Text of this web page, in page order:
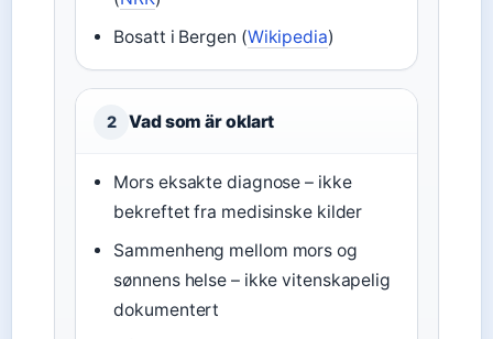
Bosatt i Bergen (Wikipedia)
2 Vad som är oklart
Mors eksakte diagnose – ikke
bekreftet fra medisinske kilder
Sammenheng mellom mors og
sønnens helse – ikke vitenskapelig
dokumentert